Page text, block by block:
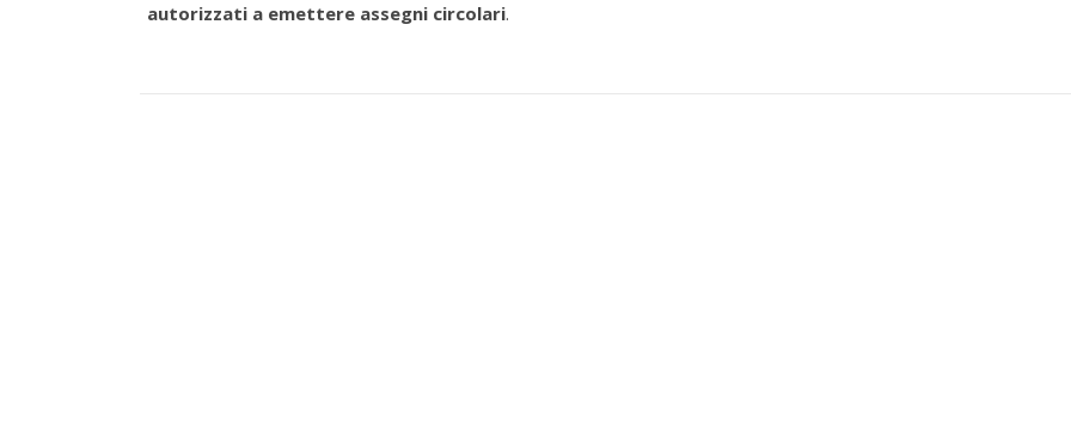
autorizzati a emettere assegni circolari.